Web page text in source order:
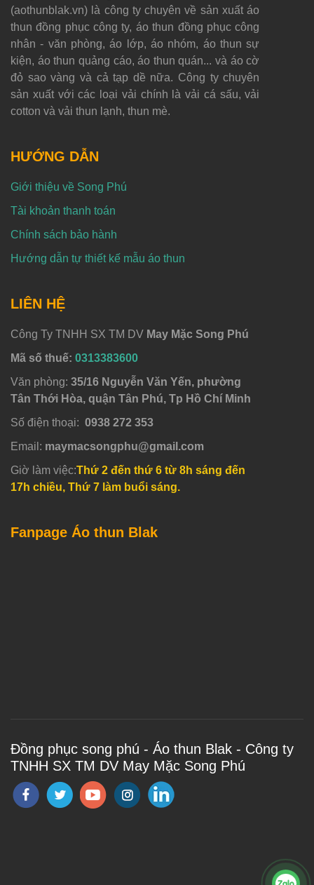
(aothunblak.vn) là công ty chuyên về sản xuất áo
thun đồng phục công ty, áo thun đồng phục công
nhân - văn phòng, áo lớp, áo nhóm, áo thun sự
kiện, áo thun quảng cáo, áo thun quán... và áo cờ
đỏ sao vàng và cả tạp dề nữa. Công ty chuyên
sản xuất với các loại vải chính là vải cá sấu, vải
cotton và vải thun lạnh, thun mè.
HƯỚNG DẪN
Giới thiệu về Song Phú
Tài khoản thanh toán
Chính sách bảo hành
Hướng dẫn tự thiết kế mẫu áo thun
LIÊN HỆ
Công Ty TNHH SX TM DV May Mặc Song Phú
Mã số thuế: 0313383600
Văn phòng: 35/16 Nguyễn Văn Yến, phường
Tân Thới Hòa, quận Tân Phú, Tp Hồ Chí Minh
Số điện thoại: 0938 272 353
Email: maymacsongphu@gmail.com
Giờ làm việc:Thứ 2 đến thứ 6 từ 8h sáng đến
17h chiều, Thứ 7 làm buổi sáng.
Fanpage Áo thun Blak
Đồng phục song phú - Áo thun Blak - Công ty
TNHH SX TM DV May Mặc Song Phú